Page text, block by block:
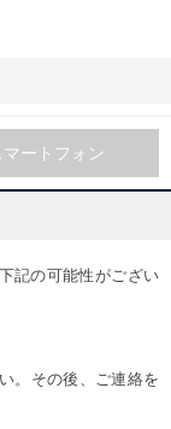
マートフォン
記の可能性がござい
。その後、ご連絡を